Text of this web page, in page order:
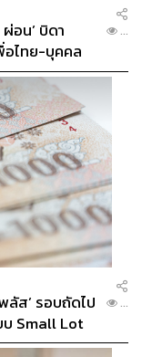
ช้เทคโนโลยีเป็น
ดียวกันก็ควรขจัด
ร่วมในพื้นที่ที่เคย
ะวังคือการทำให้
ความตั้งใจที่แท้
ษยชาติ ถือเป็น
ารให้สำเร็จ แม้
าม
5-lessons-i-
steve-jobs-and-
อน’ บิดา
อไทย-บุคคล
...
ลัส’ รอบถัดไป
บ Small Lot
...